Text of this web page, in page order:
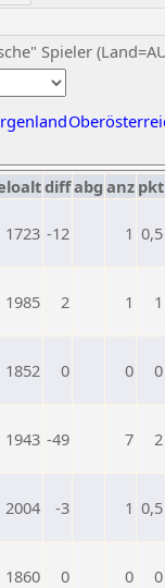
Spieler
diffabg anz pkt
1723 -12 1 0,5
1985 2 1 1
1852 0 0 0
1943 -49 7 2
2004 -3 1 0,5
1860 0 0 0